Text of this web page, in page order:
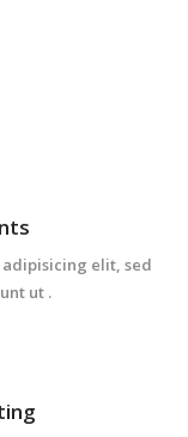
elit, sed
ut .